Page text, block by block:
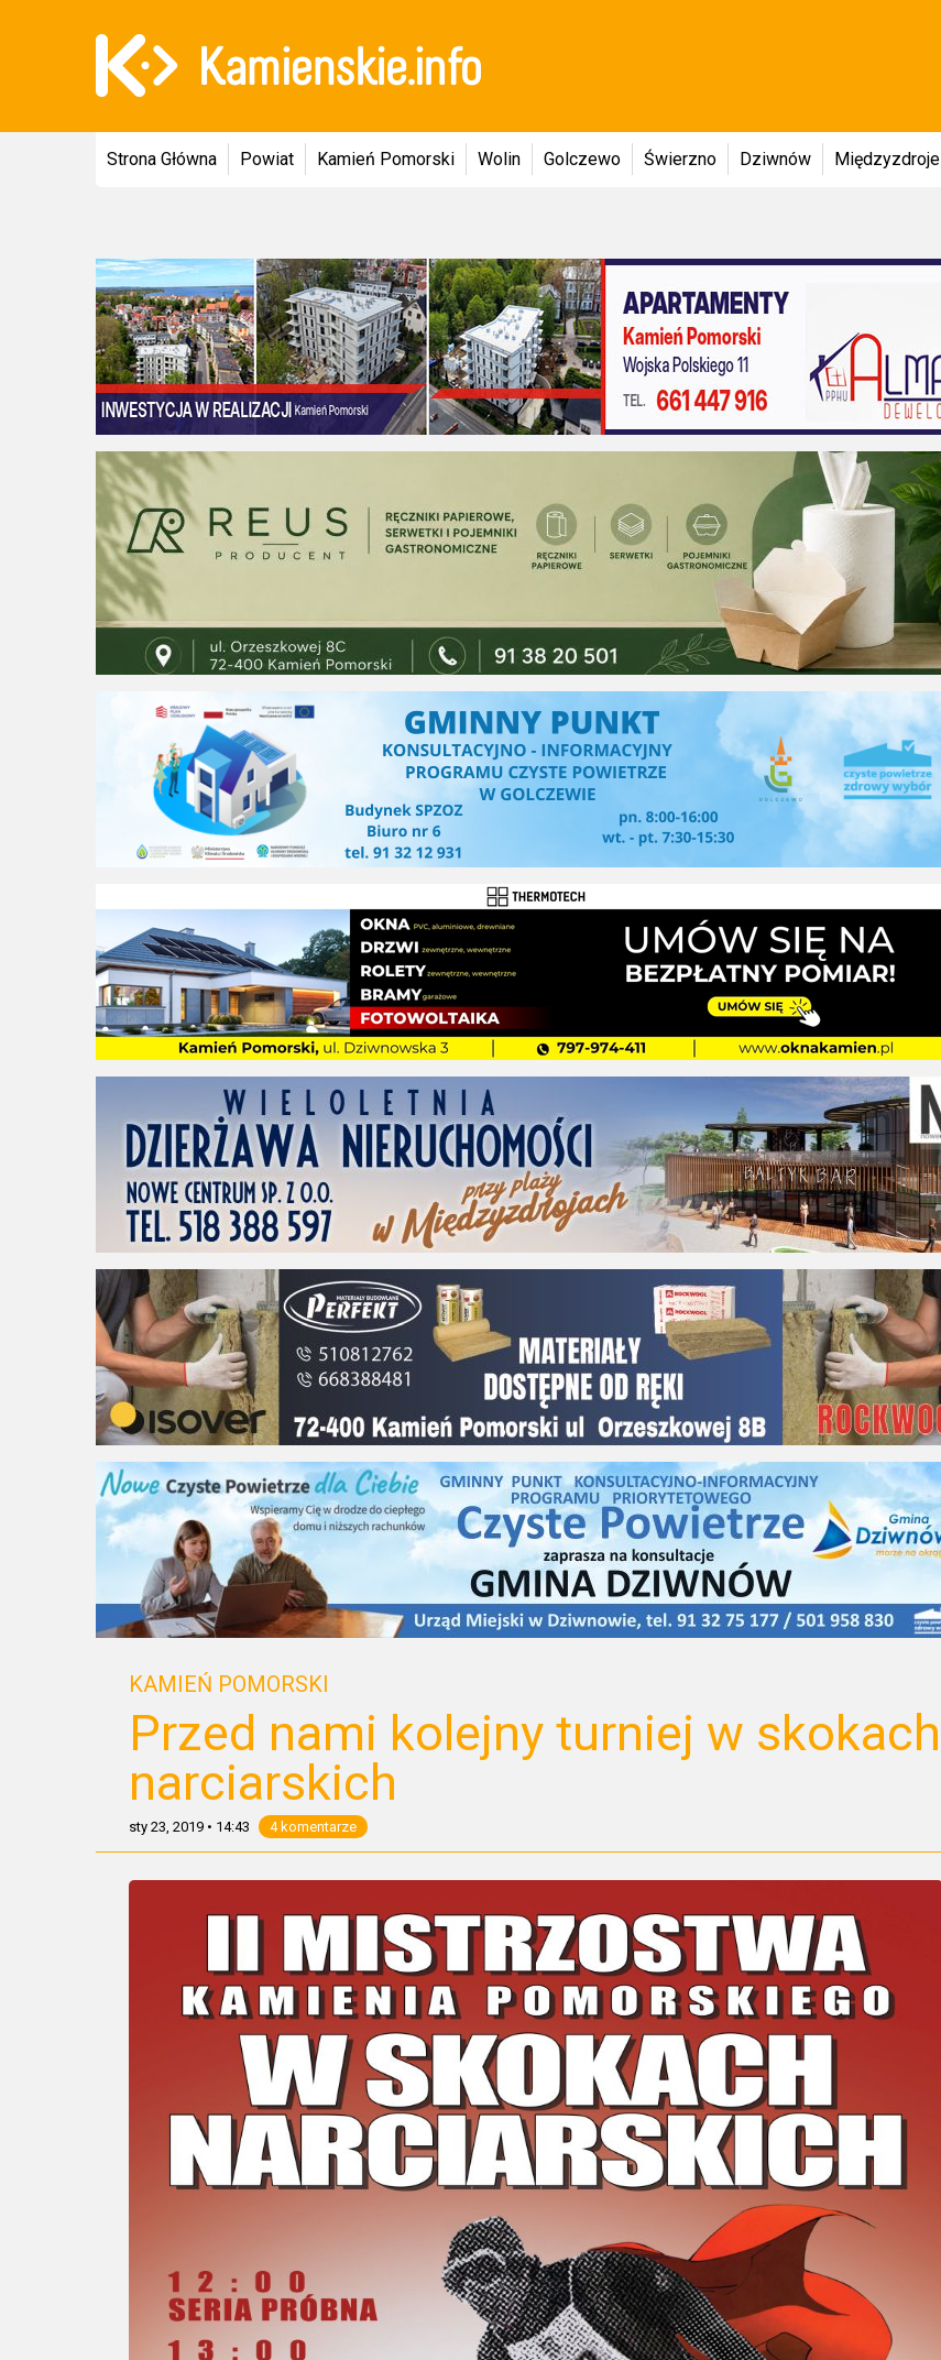
Strona Główna Powiat Kamień Pomorski Wolin Golczewo Świerzno Dziwnów Międzyzdroje
KAMIEŃ POMORSKI
Przed nami kolejny turniej w skokach
narciarskich
sty 23, 2019 • 14:43 4 komentarze